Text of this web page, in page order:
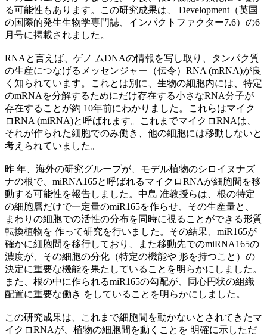
る可能性もあります。この研究成果は、 Development（英国
の国際的発生生物学専門誌、インパクトファクター7.6）の6
月号に掲載されました。
RNAと言えば、ゲノ ムDNAの情報を写し取り、タンパク質
の生産につなげるメッセンジャー（伝令）RNA (mRNA)が良
く知られています。これとは別に、生物の細胞内には、特定
のmRNAを分解するためにだけ存在する小さなRNA分子が
存在することが約 10年前にわかりました。これらはマイク
ロRNA (miRNA)と呼ばれます。これまでマイクロRNAは、
それが作られた細胞でのみ働き、他の細胞には移動しないと
考えられていました。
昨 年、海外の研究グループが、モデル植物のシロイヌナズ
ナの根で、miRNA165と呼ばれるマイクロRNAが細胞間を移
動する可能性を報告しました。中島 准教授らは、根の特定
の細胞層だけで一定量のmiR165を作らせ、その生産量と、
まわりの細胞での活性の分布を同時に視ることができる形質
転換植物を 作って研究を行いました。その結果、miR165が
確かに細胞間を移行しており、また移動先でのmiRNA165の
濃度が、その細胞の分化（特定の機能や 形を持つこと）の
決定に重要な機能を果たしていることを明らかにしました。
また、根の中に作られるmiR165の勾配が、同心円状の組織
配置に重要な働き をしていることを明らかにしました。
この研究成果は、これまで細胞間を動かないとされてきたマ
イクロRNAが、植物の細胞間を動くことを 明確に示しただ